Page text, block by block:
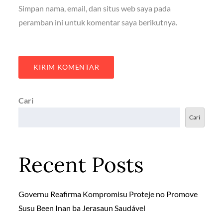
Simpan nama, email, dan situs web saya pada
peramban ini untuk komentar saya berikutnya.
Cari
Cari
Recent Posts
Governu Reafirma Kompromisu Proteje no Promove
Susu Been Inan ba Jerasaun Saudável